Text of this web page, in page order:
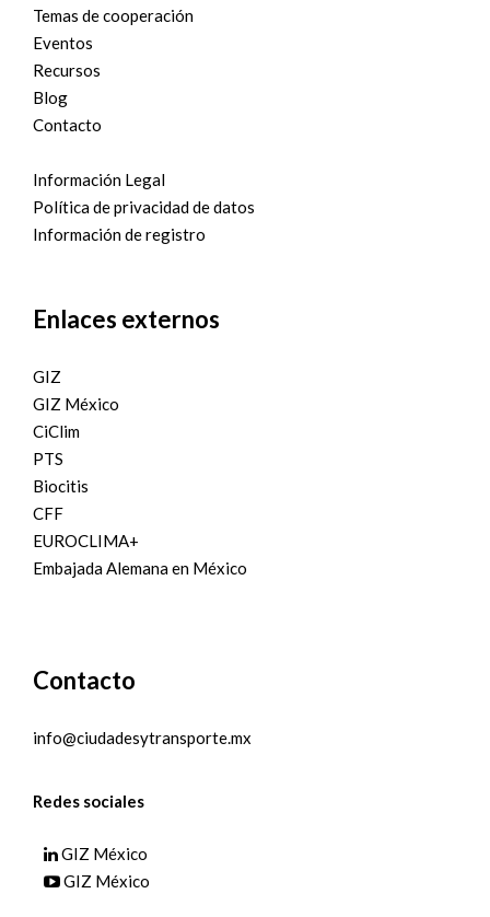
Temas de cooperación
Eventos
Recursos
Blog
Contacto
Información Legal
Política de privacidad de datos
Información de registro
Enlaces externos
GIZ
GIZ México
CiClim
PTS
Biocitis
CFF
EUROCLIMA+
Embajada Alemana en México
Contacto
info@ciudadesytransporte.mx
Redes sociales
GIZ México
GIZ México